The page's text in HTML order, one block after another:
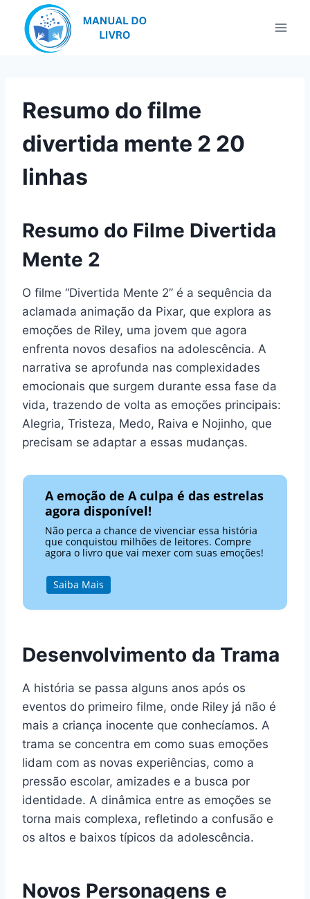
Resumo do filme
divertida mente 2 20
linhas
Resumo do Filme Divertida
Mente 2
O filme “Divertida Mente 2” é a sequência da
aclamada animação da Pixar, que explora as
emoções de Riley, uma jovem que agora
enfrenta novos desafios na adolescência. A
narrativa se aprofunda nas complexidades
emocionais que surgem durante essa fase da
vida, trazendo de volta as emoções principais:
Alegria, Tristeza, Medo, Raiva e Nojinho, que
precisam se adaptar a essas mudanças.
A emoção de A culpa é das estrelas
agora disponível!
Não perca a chance de vivenciar essa história
que conquistou milhões de leitores. Compre
agora o livro que vai mexer com suas emoções!
Saiba Mais
Desenvolvimento da Trama
A história se passa alguns anos após os
eventos do primeiro filme, onde Riley já não é
mais a criança inocente que conhecíamos. A
trama se concentra em como suas emoções
lidam com as novas experiências, como a
pressão escolar, amizades e a busca por
identidade. A dinâmica entre as emoções se
torna mais complexa, refletindo a confusão e
os altos e baixos típicos da adolescência.
Novos Personagens e